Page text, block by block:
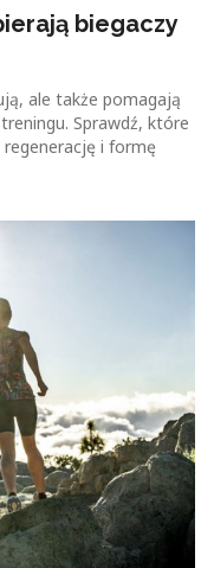
biegaczy
ale także pomagają
Sprawdź, które
i formę